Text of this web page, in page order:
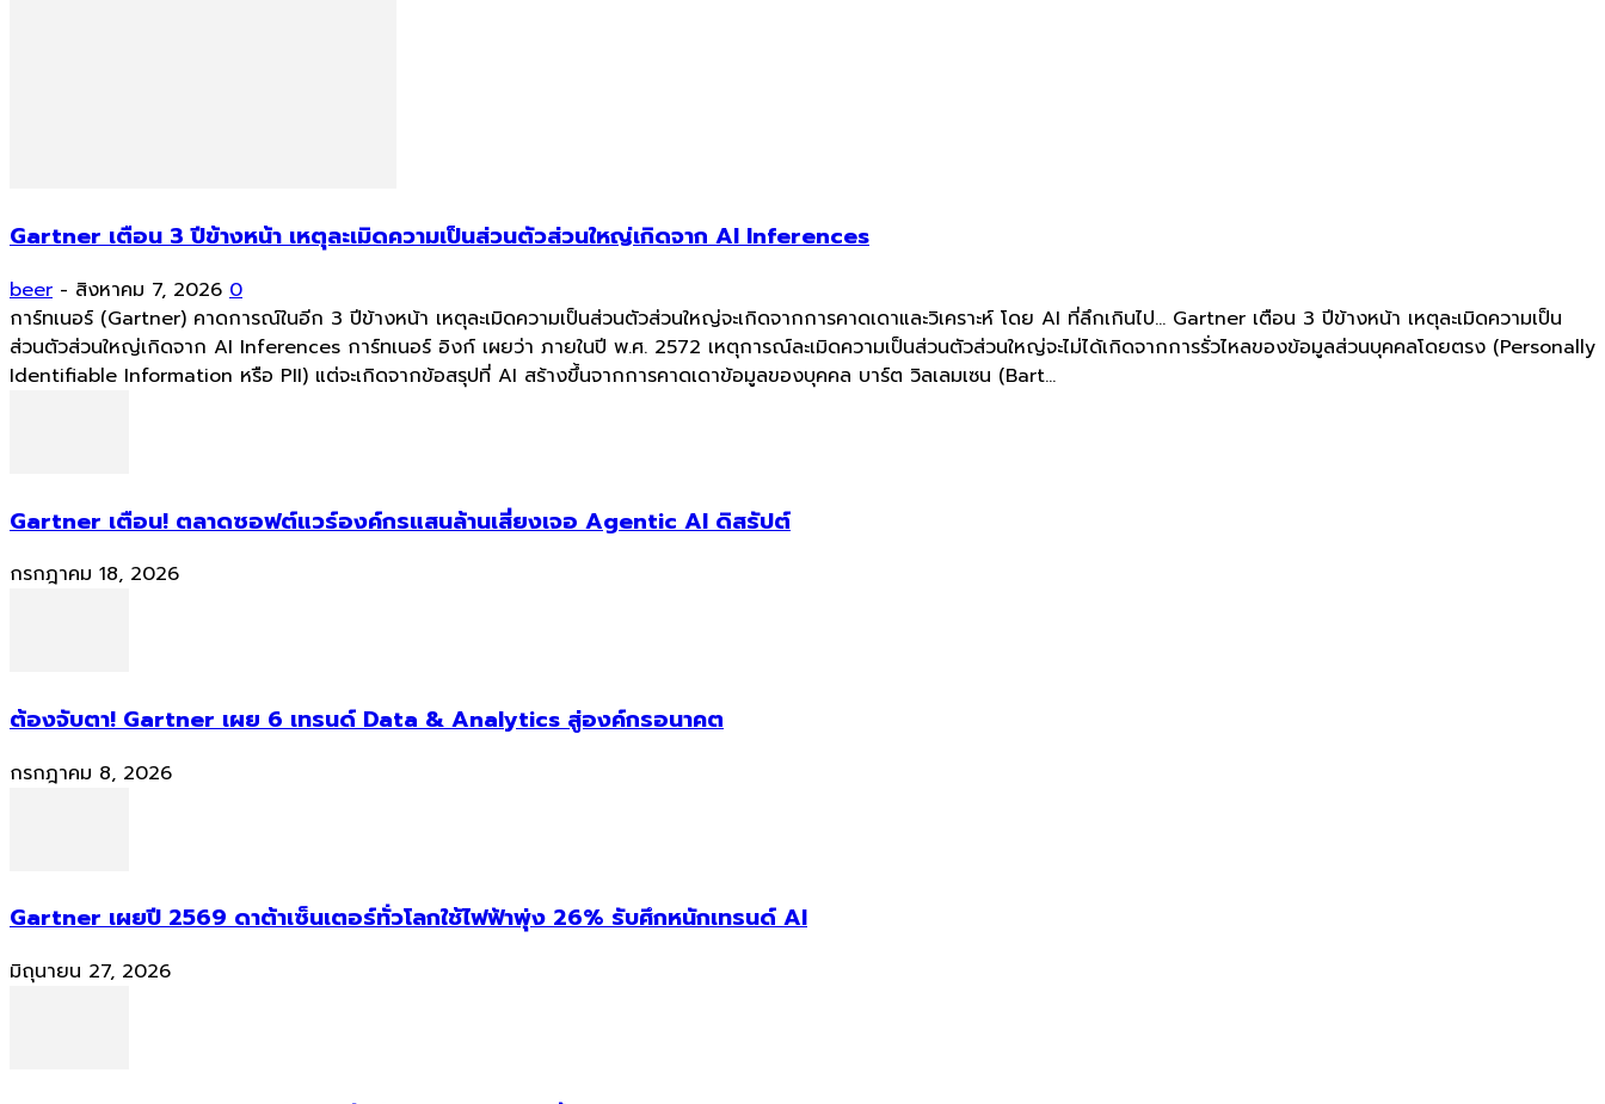
Gartner เตือน 3 ปีข้างหน้า เหตุละเมิดความเป็นส่วนตัวส่วนใหญ่เกิดจาก AI Inferences
beer - สิงหาคม 7, 2026 0
การ์ทเนอร์ (Gartner) คาดการณ์ในอีก 3 ปีข้างหน้า เหตุละเมิดความเป็นส่วนตัวส่วนใหญ่จะเกิดจากการคาดเดาและวิเคราะห์ โดย AI ที่ลึกเกินไป... Gartner เตือน 3 ปีข้างหน้า เหตุละเมิดความเป็น
ส่วนตัวส่วนใหญ่เกิดจาก AI Inferences การ์ทเนอร์ อิงก์ เผยว่า ภายในปี พ.ศ. 2572 เหตุการณ์ละเมิดความเป็นส่วนตัวส่วนใหญ่จะไม่ได้เกิดจากการรั่วไหลของข้อมูลส่วนบุคคลโดยตรง (Personally
Identifiable Information หรือ PII) แต่จะเกิดจากข้อสรุปที่ AI สร้างขึ้นจากการคาดเดาข้อมูลของบุคคล บาร์ต วิลเลมเซน (Bart...
Gartner เตือน! ตลาดซอฟต์แวร์องค์กรแสนล้านเสี่ยงเจอ Agentic AI ดิสรัปต์
กรกฎาคม 18, 2026
ต้องจับตา! Gartner เผย 6 เทรนด์ Data & Analytics สู่องค์กรอนาคต
กรกฎาคม 8, 2026
Gartner เผยปี 2569 ดาต้าเซ็นเตอร์ทั่วโลกใช้ไฟฟ้าพุ่ง 26% รับศึกหนักเทรนด์ AI
มิถุนายน 27, 2026